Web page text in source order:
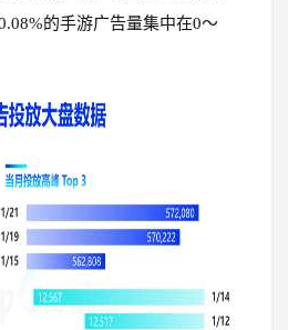
的手游广告量集中在0～